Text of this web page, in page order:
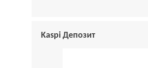
Kaspi Депозит